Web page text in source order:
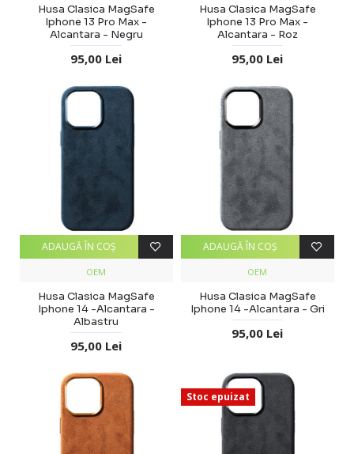
Husa Clasica MagSafe
Iphone 13 Pro Max -
Alcantara - Negru
95,00 Lei
Husa Clasica MagSafe
Iphone 13 Pro Max -
Alcantara - Roz
95,00 Lei
OEM
Husa Clasica MagSafe
Iphone 14 -Alcantara -
Albastru
95,00 Lei
ADAUGĂ ÎN COŞ
OEM
Husa Clasica MagSafe
Iphone 14 -Alcantara - Gri
95,00 Lei
ADAUGĂ ÎN COŞ
Stoc epuizat